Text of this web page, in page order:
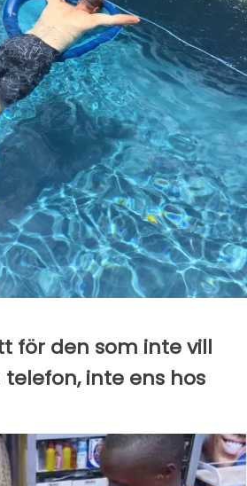
för den som inte vill
inte ens hos